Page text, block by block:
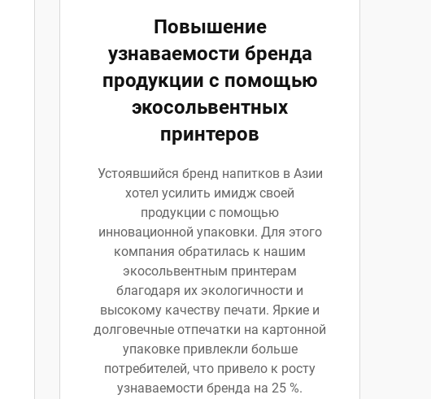
Повышение
узнаваемости бренда
продукции с помощью
экосольвентных
принтеров
Устоявшийся бренд напитков в Азии
хотел усилить имидж своей
продукции с помощью
инновационной упаковки. Для этого
компания обратилась к нашим
экосольвентным принтерам
благодаря их экологичности и
высокому качеству печати. Яркие и
долговечные отпечатки на картонной
упаковке привлекли больше
потребителей, что привело к росту
узнаваемости бренда на 25 %.